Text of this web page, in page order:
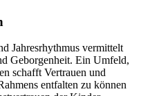
Jahresrhythmus vermittelt
Geborgenheit. Ein Umfeld,
schafft Vertrauen und
entfalten zu können